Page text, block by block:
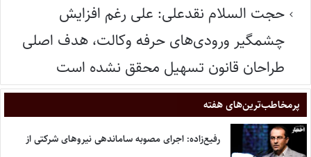
حجت السلام نقدعلی: علی رغم افزایش
چشمگیر ورودی‌های حرفه وکالت، هدف اصلی
طراحان قانون تسهیل محقق نشده است
پر‌مخاطب‌ترین‌های هفته
رفیع‌زاده: اجرای مصوبه ساماندهی نیروهای شرکتی از